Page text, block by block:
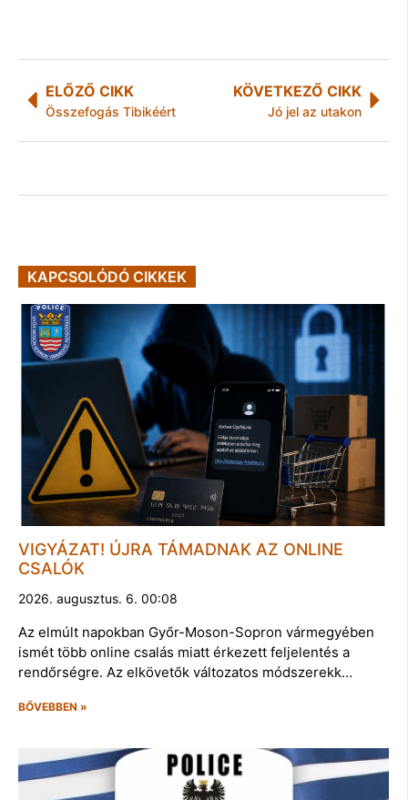
ELŐZŐ CIKK
Összefogás Tibikéért
KÖVETKEZŐ CIKK
Jó jel az utakon
KAPCSOLÓDÓ CIKKEK
VIGYÁZAT! ÚJRA TÁMADNAK AZ ONLINE
CSALÓK
2026. augusztus. 6. 00:08
Az elmúlt napokban Győr-Moson-Sopron vármegyében
ismét több online csalás miatt érkezett feljelentés a
rendőrségre. Az elkövetők változatos módszerekk…
BŐVEBBEN »